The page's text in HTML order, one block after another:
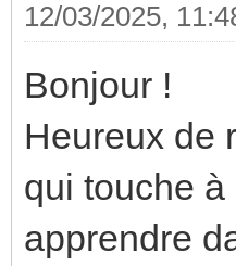
12/03/2025,
Bonjour !
Heureux de
qui touche
apprendre